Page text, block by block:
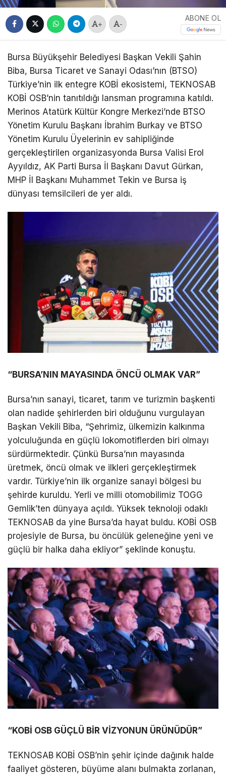
+ -
ABONE OL
Bursa Büyükşehir Belediyesi Başkan Vekili Şahin
Biba, Bursa Ticaret ve Sanayi Odası’nın (BTSO)
Türkiye’nin ilk entegre KOBİ ekosistemi, TEKNOSAB
KOBİ OSB’nin tanıtıldığı lansman programına katıldı.
Merinos Atatürk Kültür Kongre Merkezi’nde BTSO
Yönetim Kurulu Başkanı İbrahim Burkay ve BTSO
Yönetim Kurulu Üyelerinin ev sahipliğinde
gerçekleştirilen organizasyonda Bursa Valisi Erol
Ayyıldız, AK Parti Bursa İl Başkanı Davut Gürkan,
MHP İl Başkanı Muhammet Tekin ve Bursa iş
dünyası temsilcileri de yer aldı.
“BURSA’NIN MAYASINDA ÖNCÜ OLMAK VAR”
Bursa’nın sanayi, ticaret, tarım ve turizmin başkenti
olan nadide şehirlerden biri olduğunu vurgulayan
Başkan Vekili Biba, “Şehrimiz, ülkemizin kalkınma
yolculuğunda en güçlü lokomotiflerden biri olmayı
sürdürmektedir. Çünkü Bursa’nın mayasında
üretmek, öncü olmak ve ilkleri gerçekleştirmek
vardır. Türkiye’nin ilk organize sanayi bölgesi bu
şehirde kuruldu. Yerli ve milli otomobilimiz TOGG
Gemlik’ten dünyaya açıldı. Yüksek teknoloji odaklı
TEKNOSAB da yine Bursa’da hayat buldu. KOBİ OSB
projesiyle de Bursa, bu öncülük geleneğine yeni ve
güçlü bir halka daha ekliyor” şeklinde konuştu.
“KOBİ OSB GÜÇLÜ BİR VİZYONUN ÜRÜNÜDÜR”
TEKNOSAB KOBİ OSB’nin şehir içinde dağınık halde
faaliyet gösteren, büyüme alanı bulmakta zorlanan,